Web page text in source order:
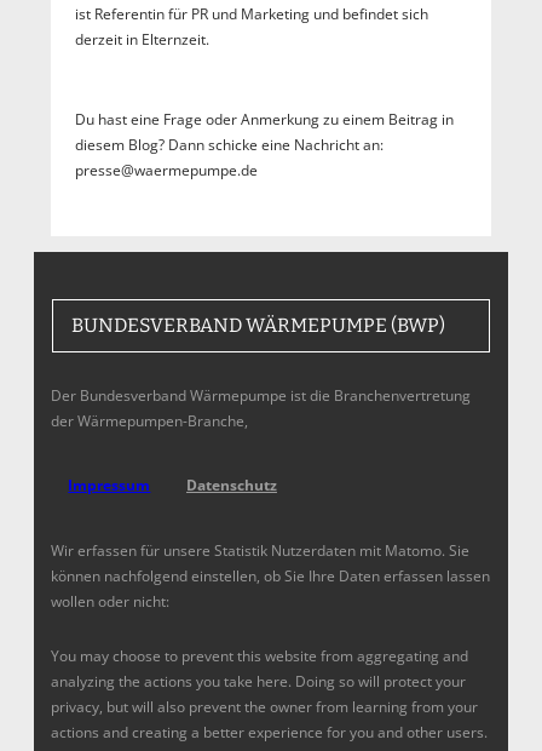
ist Referentin für PR und Marketing und befindet sich
derzeit in Elternzeit.
Du hast eine Frage oder Anmerkung zu einem Beitrag in
diesem Blog? Dann schicke eine Nachricht an:
presse@waermepumpe.de
BUNDESVERBAND WÄRMEPUMPE (BWP)
Der Bundesverband Wärmepumpe ist die Branchenvertretung
der Wärmepumpen-Branche,
Impressum Datenschutz
Wir erfassen für unsere Statistik Nutzerdaten mit Matomo. Sie
können nachfolgend einstellen, ob Sie Ihre Daten erfassen lassen
wollen oder nicht:
You may choose to prevent this website from aggregating and
analyzing the actions you take here. Doing so will protect your
privacy, but will also prevent the owner from learning from your
actions and creating a better experience for you and other users.